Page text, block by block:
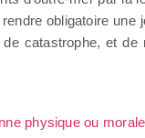
obligatoire
catastrophe, et de
physique ou